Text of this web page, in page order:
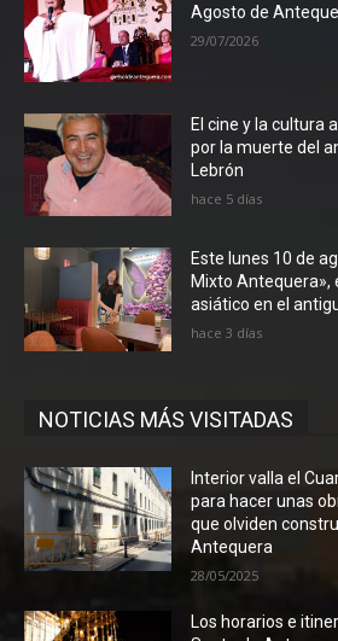
Agosto de
29/07/2026
El cine y la cultura
por la muerte del
Lebrón
hace 5 días
Este lunes 10 de
Mixto Antequera»,
asiático en el
hace 3 días
NOTICIAS MÁS VISITADAS
Interior valla el
para hacer unas
que olviden
Antequera
28/05/2025
Los horarios e